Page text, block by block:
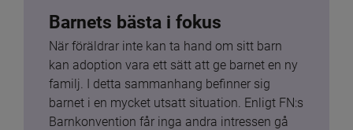
Barnets bästa i fokus
När föräldrar inte kan ta hand om sitt barn
kan adoption vara ett sätt att ge barnet en ny
familj. I detta sammanhang befinner sig
barnet i en mycket utsatt situation. Enligt FN:s
Barnkonvention får inga andra intressen gå